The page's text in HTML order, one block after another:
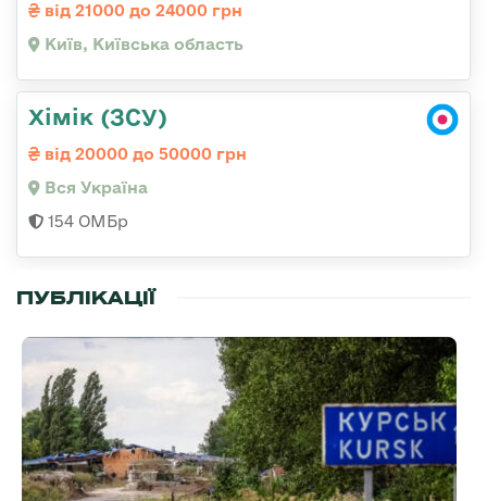
від 21000 до 24000 грн
Київ, Київська область
Хімік (ЗСУ)
від 20000 до 50000 грн
Вся Україна
154 ОМБр
ПУБЛІКАЦІЇ